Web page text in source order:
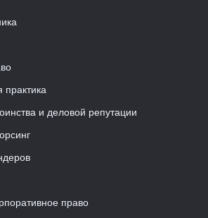
практика
и деловой репутации
право